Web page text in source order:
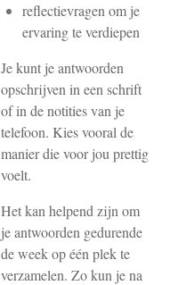
reflectievragen om je
ervaring te verdiepen
Je kunt je antwoorden
opschrijven in een schrift
of in de notities van je
telefoon. Kies vooral de
manier die voor jou prettig
voelt.
Het kan helpend zijn om
je antwoorden gedurende
de week op één plek te
verzamelen. Zo kun je na